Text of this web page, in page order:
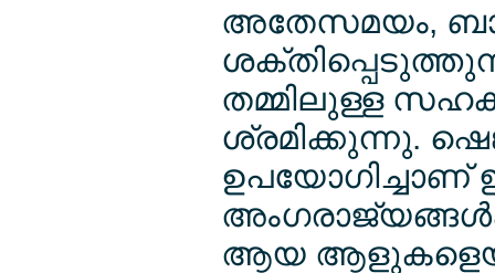
അതേസമയം,
തമ്മിലുള്ള
ശ്രമിക്കുന്നു.
ആയ